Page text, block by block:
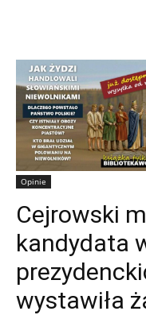
Opinie
Cejrowski
kandydata
wystawiła